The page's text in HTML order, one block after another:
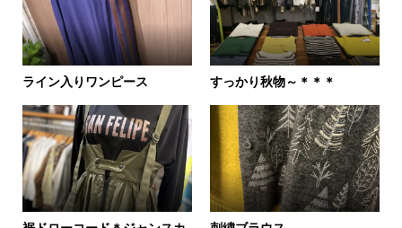
ライン入りワンピース すっかり秋物～＊＊＊